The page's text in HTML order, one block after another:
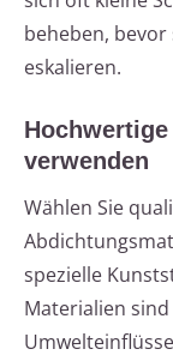
beheben,
eskalieren.
verwenden
Wählen Sie
spezielle
Materialien